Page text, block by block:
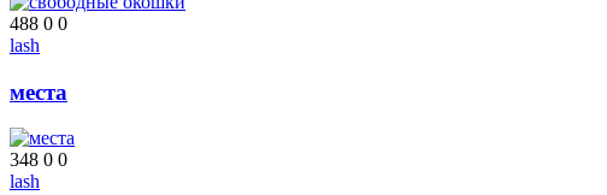
488 0 0
lash
места
348 0 0
lash